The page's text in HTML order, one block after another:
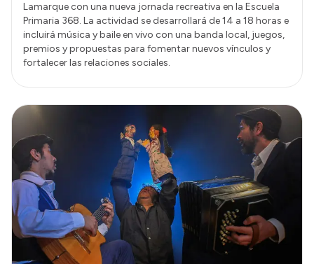
Lamarque con una nueva jornada recreativa en la Escuela
Primaria 368. La actividad se desarrollará de 14 a 18 horas e
incluirá música y baile en vivo con una banda local, juegos,
premios y propuestas para fomentar nuevos vínculos y
fortalecer las relaciones sociales.